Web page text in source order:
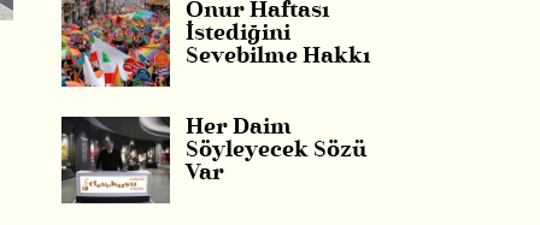
Onur Haftası
İstediğini
Sevebilme Hakkı
Her Daim
Söyleyecek Sözü
Var